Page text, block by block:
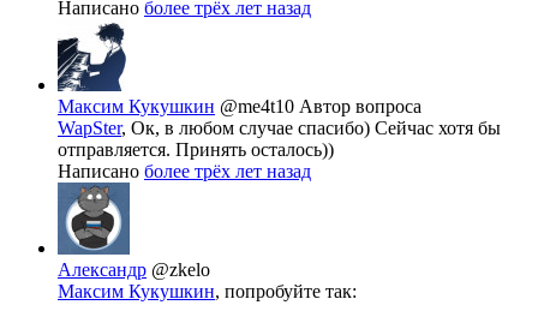
Написано более трёх лет назад
Максим Кукушкин @me4t10 Автор вопроса
WapSter, Ок, в любом случае спасибо) Сейчас хотя бы
отправляется. Принять осталось))
Написано более трёх лет назад
Александр @zkelo
Максим Кукушкин, попробуйте так: